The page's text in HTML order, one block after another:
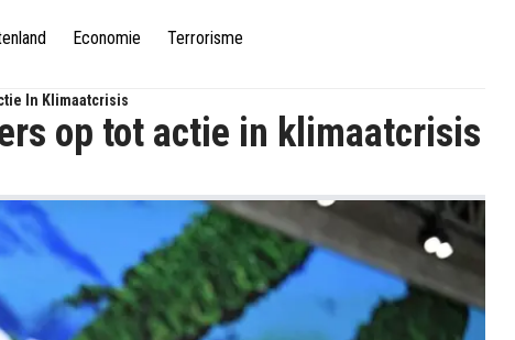
Economie Terrorisme
In Klimaatcrisis
op tot actie in klimaatcrisis